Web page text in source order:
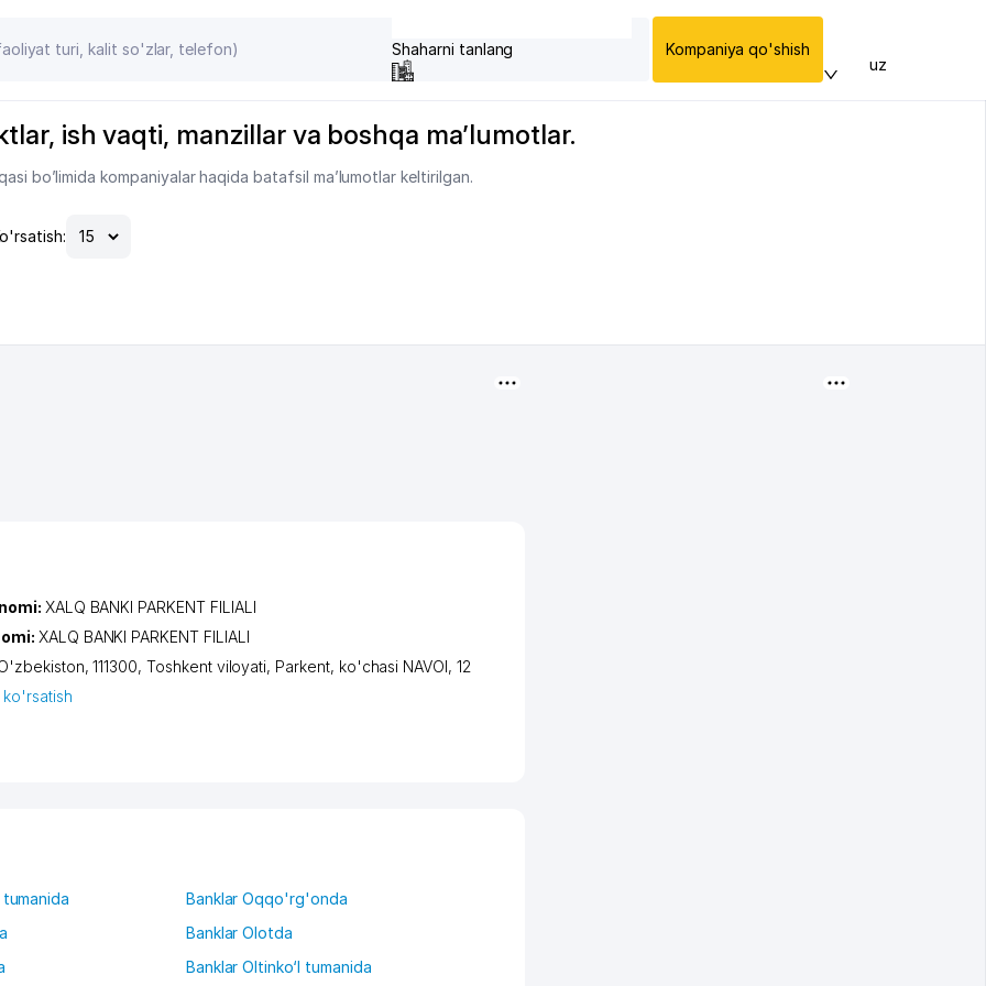
Shaharni tanlang Kompaniya qo'shish
uz
ish vaqti, manzillar va boshqa ma’lumotlar.
bo’limida kompaniyalar haqida batafsil ma’lumotlar keltirilgan.
XALQ BANKI PARKENT FILIALI
XALQ BANKI PARKENT FILIALI
111300,Toshkent viloyati, Parkent, ko'chasi NAVOI, 12
ko'rsatish
Banklar Oqqo'rg'onda
Banklar Olotda
Banklar Oltinko‘l tumanida